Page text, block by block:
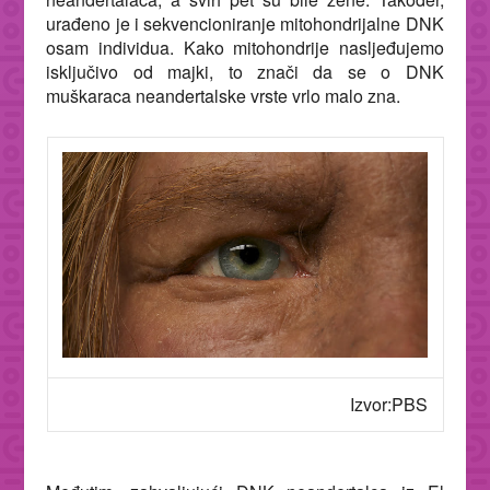
urađeno je i sekvencioniranje mitohondrijalne DNK
osam individua. Kako mitohondrije nasljeđujemo
isključivo od majki, to znači da se o DNK
muškaraca neandertalske vrste vrlo malo zna.
Izvor:PBS